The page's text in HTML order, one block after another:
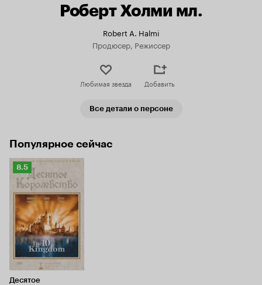
Роберт Холми мл.
Robert A. Halmi
Продюсер, Режиссер
Любимая звезда Добавить
Все детали о персоне
Популярное сейчас
Рейтинг
Кинопоиска
8.5
8.5
Десятое